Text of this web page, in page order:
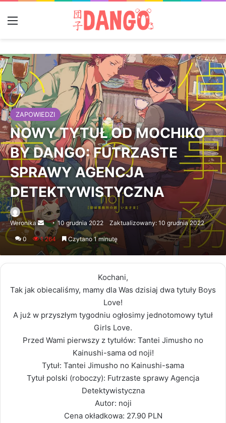
ZAPOWIEDZI
NOWY TYTUŁ OD MOCHIKO
BY DANGO: FUTRZASTE
SPRAWY AGENCJA
DETEKTYWISTYCZNA
Weronika
Send
an
email
10 grudnia 2022 Zaktualizowany: 10 grudnia 2022
0 1 264 Czytano 1 minutę
Kochani,
Tak jak obiecaliśmy, mamy dla Was dzisiaj dwa tytuły Boys
Love!
A już w przyszłym tygodniu ogłosimy jednotomowy tytuł
Girls Love.
Przed Wami pierwszy z tytułów: Tantei Jimusho no
Kainushi-sama od noji!
Tytuł: Tantei Jimusho no Kainushi-sama
Tytuł polski (roboczy): Futrzaste sprawy Agencja
Detektywistyczna
Autor: noji
Cena okładkowa: 27.90 PLN